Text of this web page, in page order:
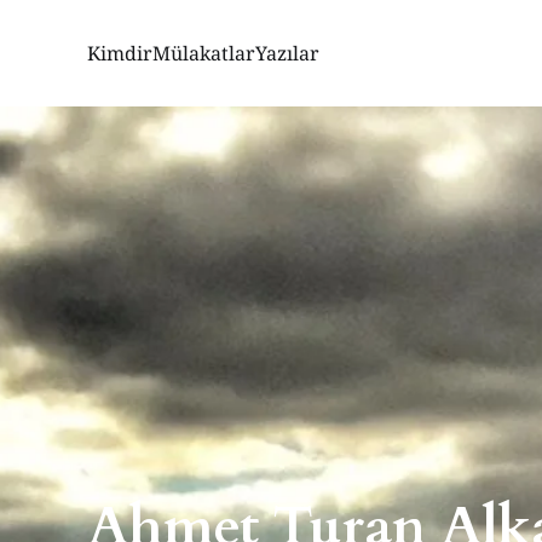
KimdirMülakatlarYazılar